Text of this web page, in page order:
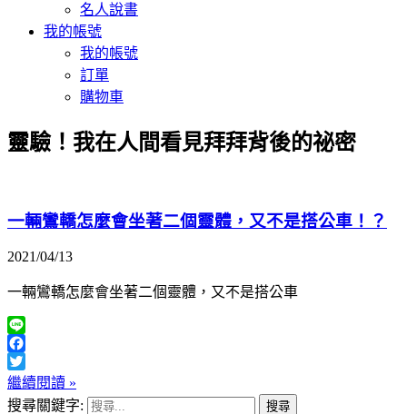
名人說書
我的帳號
我的帳號
訂單
購物車
靈驗！我在人間看見拜拜背後的祕密
一輛鸞轎怎麼會坐著二個靈體，又不是搭公車！？
2021/04/13
一輛鸞轎怎麼會坐著二個靈體，又不是搭公車
Line
Facebook
Twitter
繼續閱讀 »
搜尋關鍵字: